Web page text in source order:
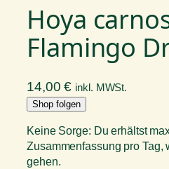
Hoya
Flamingo
14,00€ inkl. MWSt.
Shop folgen
Keine Sorge: Du erhältst
Zusammenfassung pro Tag,
gehen.